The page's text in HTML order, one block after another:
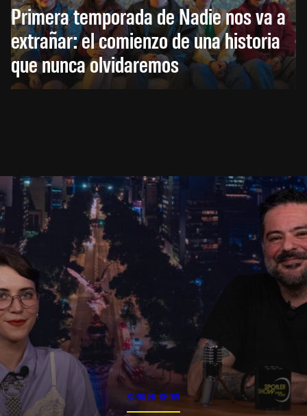
Primera temporada de Nadie nos va a
extrañar: el comienzo de una historia
que nunca olvidaremos
SPOILER SHOW